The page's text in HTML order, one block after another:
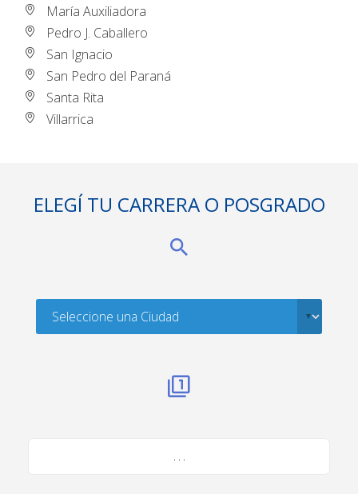
María Auxiliadora
Pedro J. Caballero
San Ignacio
San Pedro del Paraná
Santa Rita
Villarrica
ELEGÍ TU CARRERA O POSGRADO